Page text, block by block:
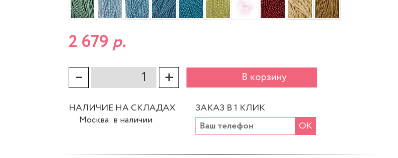
2 679 р.
– + В корзину
НАЛИЧИЕ НА СКЛАДАХ
Москва: в наличии
ЗАКАЗ В 1 КЛИК
ОК